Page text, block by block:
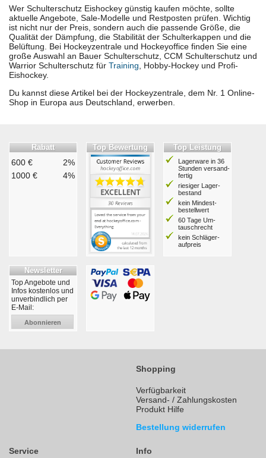
Wer Schulterschutz Eishockey günstig kaufen möchte, sollte
aktuelle Angebote, Sale-Modelle und Restposten prüfen. Wichtig
ist nicht nur der Preis, sondern auch die passende Größe, die
Qualität der Dämpfung, die Stabilität der Schulterkappen und die
Belüftung. Bei Hockeyzentrale und Hockeyoffice finden Sie eine
große Auswahl an Bauer Schulterschutz, CCM Schulterschutz und
Warrior Schulterschutz für Training, Hobby-Hockey und Profi-
Eishockey.
Du kannst diese Artikel bei der Hockeyzentrale, dem Nr. 1 Online-
Shop in Europa aus Deutschland, erwerben.
Rabatt
600 €
2%
1000 €
4%
Top Bewertung Top Leistung
Lagerware in 36
Stunden ver­sand­
fertig
riesiger Lager­
bestand
kein Mindest­
bestell­wert
60 Tage Um­
tausch­recht
kein Schläger­
aufpreis
Newsletter
Top Angebote und
Infos kostenlos und
unverbindlich per
E-Mail:
Abonnieren
Shopping
Verfügbarkeit
Versand- / Zahlungskosten
Produkt Hilfe
Bestellung widerrufen
Service Info